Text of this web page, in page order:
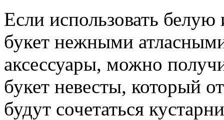
Если использовать
букет нежными
аксессуары, можно
букет невесты, который
будут сочетаться